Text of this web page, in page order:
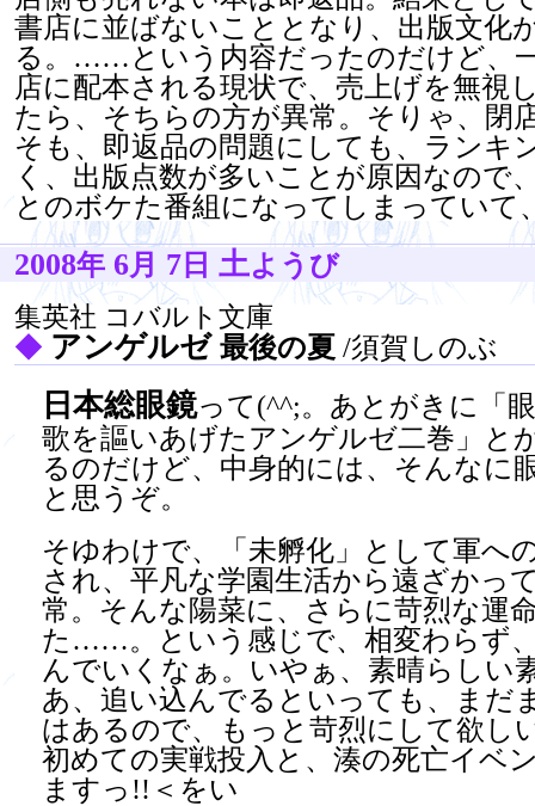
書店に並ばないこととなり、出版文化
る。……という内容だったのだけど、
店に配本される現状で、売上げを無視
たら、そちらの方が異常。そりゃ、閉
そも、即返品の問題にしても、ランキ
く、出版点数が多いことが原因なので
とのボケた番組になってしまっていて
2008年 6月 7 日 土ようび
集英社 コバルト文庫
◆ アンゲルゼ 最後の夏 /須賀しのぶ
日本総眼鏡って(^^;。あとがきに「
歌を謳いあげたアンゲルゼ二巻」と
るのだけど、中身的には、そんなに
と思うぞ。
そゆわけで、「未孵化」として軍へ
され、平凡な学園生活から遠ざかっ
常。そんな陽菜に、さらに苛烈な運
た……。という感じで、相変わらず
んでいくなぁ。いやぁ、素晴らしい
あ、追い込んでるといっても、まだ
はあるので、もっと苛烈にして欲し
初めての実戦投入と、湊の死亡イベ
ますっ!!＜をい